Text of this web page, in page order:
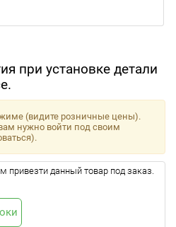
при установке детали
(видите розничные цены).
нужно войти под своим
данный товар под заказ.